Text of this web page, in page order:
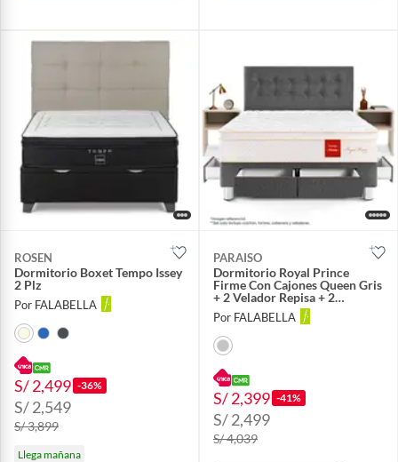
ROSEN
Dormitorio Boxet Tempo Issey
2 Plz
Por FALABELLA
S/ 2,499 -36%
S/ 2,549
S/ 3,899
Llega mañana
PARAISO
Dormitorio Royal Prince
Firme Con Cajones Queen Gris
+ 2 Velador Repisa + 2
Almohadas Viscoelásticas
Por FALABELLA
S/ 2,399 -41%
S/ 2,499
S/ 4,039